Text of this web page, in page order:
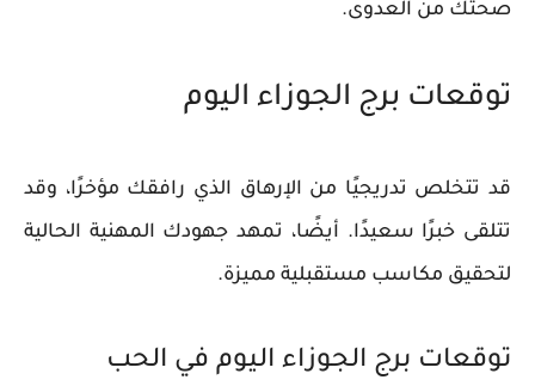
صحتك من العدوى.
توقعات برج الجوزاء اليوم
قد تتخلص تدريجيًا من الإرهاق الذي رافقك مؤخرًا، وقد
تتلقى خبرًا سعيدًا. أيضًا، تمهد جهودك المهنية الحالية
لتحقيق مكاسب مستقبلية مميزة.
توقعات برج الجوزاء اليوم في الحب